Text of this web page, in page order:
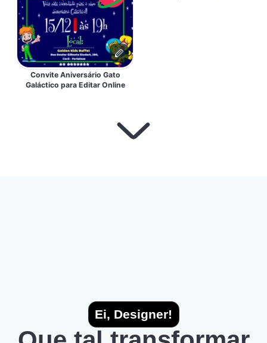
Convite Aniversário Gato
Galáctico para Editar Online
Ei, Designer!